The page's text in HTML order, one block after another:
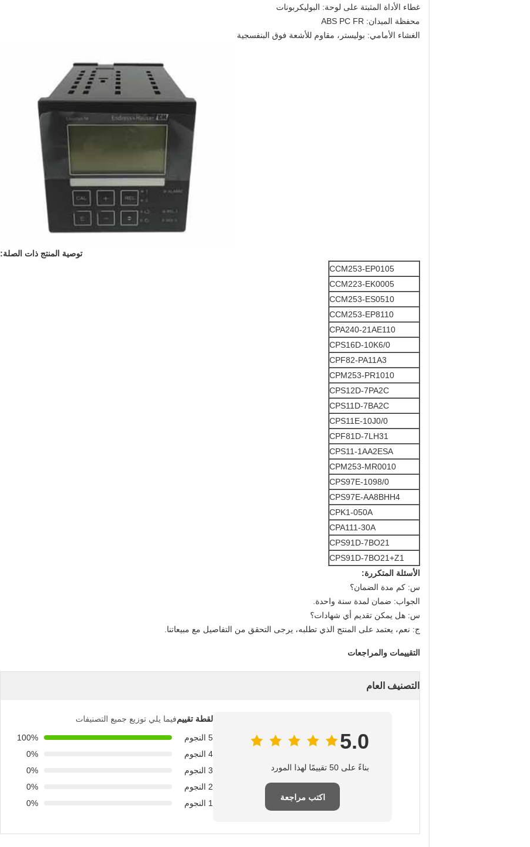
غطاء الأداة المثبتة على لوحة: البوليكربونات
محفظة الميدان: ABS PC FR
الغشاء الأمامي: بوليستر، مقاوم للأشعة فوق البنفسجية
توصية المنتج ذات الصلة:
CCM253-EP0105
CCM223-EK0005
CCM253-ES0510
CCM253-EP8110
CPA240-21AE110
CPS16D-10K6/0
CPF82-PA11A3
CPM253-PR1010
CPS12D-7PA2C
CPS11D-7BA2C
CPS11E-10J0/0
CPF81D-7LH31
CPS11-1AA2ESA
CPM253-MR0010
CPS97E-1098/0
CPS97E-AA8BHH4
CPK1-050A
CPA111-30A
CPS91D-7BO21
CPS91D-7BO21+Z1
الأسئلة المتكررة:
س: كم مدة الضمان؟
الجواب: ضمان لمدة سنة واحدة.
س: هل يمكن تقديم أي شهادات؟
ج: نعم، يعتمد على المنتج الذي تطلبه، يرجى التحقق من التفاصيل مع مبيعاتنا.
التقييمات والمراجعات
التصنيف العام
5.0
بناءً على 50 تقييمًا لهذا المورد
اكتب مراجعة
لقطة تقييمفيما يلي توزيع جميع التصنيفات
5 النجوم
100%
4 النجوم
0%
3 النجوم
0%
2 النجوم
0%
1 النجوم
0%